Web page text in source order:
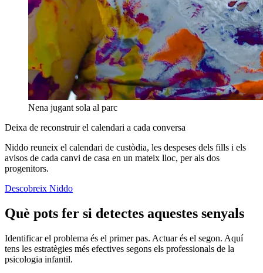
Nena jugant sola al parc
Deixa de reconstruir el calendari a cada conversa
Niddo reuneix el calendari de custòdia, les despeses dels fills i els
avisos de cada canvi de casa en un mateix lloc, per als dos
progenitors.
Descobreix Niddo
Què pots fer si detectes aquestes senyals
Identificar el problema és el primer pas. Actuar és el segon. Aquí
tens les estratègies més efectives segons els professionals de la
psicologia infantil.